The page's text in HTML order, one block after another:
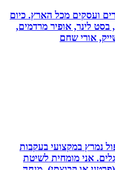
מכל הארץ. כיום
לינר, אופיר מרדמים,
שחם
במקצועי בעקבות
אני מומחית לשיטת